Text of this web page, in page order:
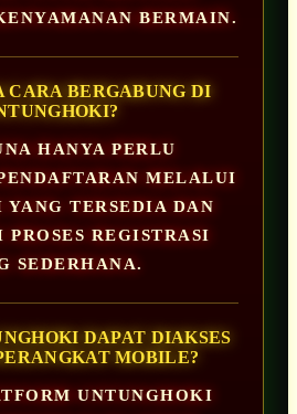
BERMAIN.
CARA BERGABUNG DI
HANYA PERLU
MELALUI
TERSEDIA DAN
REGISTRASI
SEDERHANA.
DAPAT DIAKSES
MOBILE?
UNTUNGHOKI